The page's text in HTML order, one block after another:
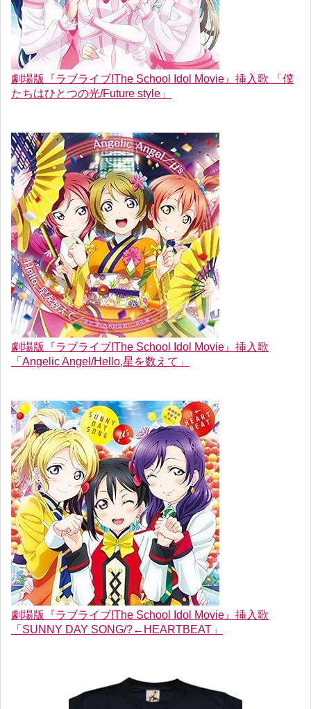
劇場版『ラブライブ!The School Idol Movie』挿入歌 「僕
たちはひとつの光/Future style」
劇場版『ラブライブ!The School Idol Movie』挿入歌
「Angelic Angel/Hello,星を数えて」
劇場版『ラブライブ!The School Idol Movie』挿入歌
「SUNNY DAY SONG/?←HEARTBEAT」